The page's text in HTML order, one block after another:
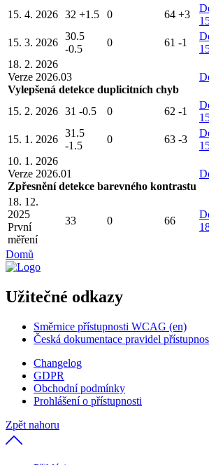
15. 4. 2026 32 +1.5 0 64 +3
15. 3. 2026
30.5
-0.5
0 61 -1
18. 2. 2026
Verze 2026.03
Vylepšená detekce duplicitních chyb
15. 2. 2026 31 -0.5 0 62 -1
15. 1. 2026
31.5
-1.5
0 63 -3
10. 1. 2026
Verze 2026.01
Zpřesnění detekce barevného kontrastu
18. 12.
2025
První
měření
33 0 66
Domů
Užitečné odkazy
Směrnice přístupnosti WCAG (en)
Česká dokumentace pravidel
Changelog
GDPR
Obchodní podmínky
Prohlášení o přístupnosti
Zpět nahoru